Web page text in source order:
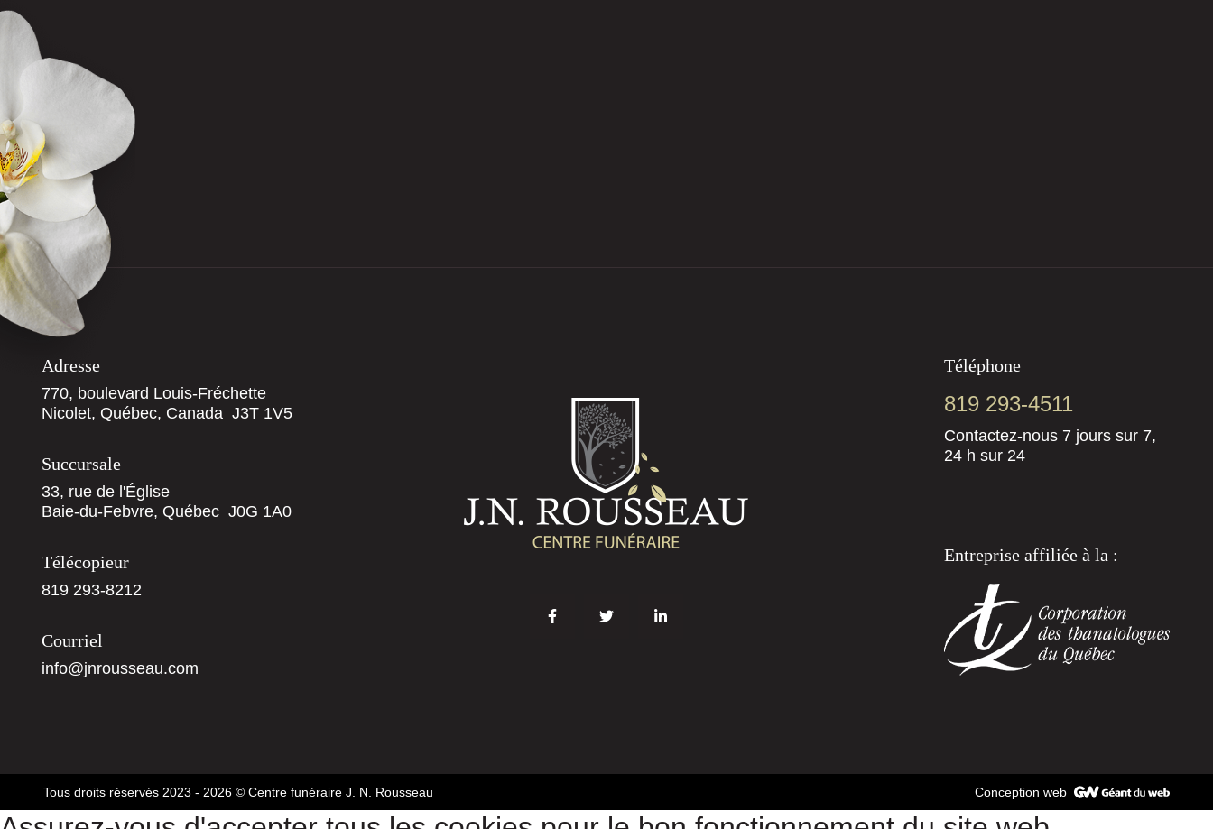
Adresse
770, boulevard Louis-Fréchette
Nicolet, Québec, Canada J3T 1V5
Succursale
33, rue de l'Église
Baie-du-Febvre, Québec J0G 1A0
Télécopieur
819 293-8212
Courriel
info@jnrousseau.com
Téléphone
819 293-4511
Contactez-nous 7 jours sur 7,
24 h sur 24
Entreprise affiliée à la :
Tous droits réservés 2023 - 2026 © Centre funéraire J. N. Rousseau Conception web